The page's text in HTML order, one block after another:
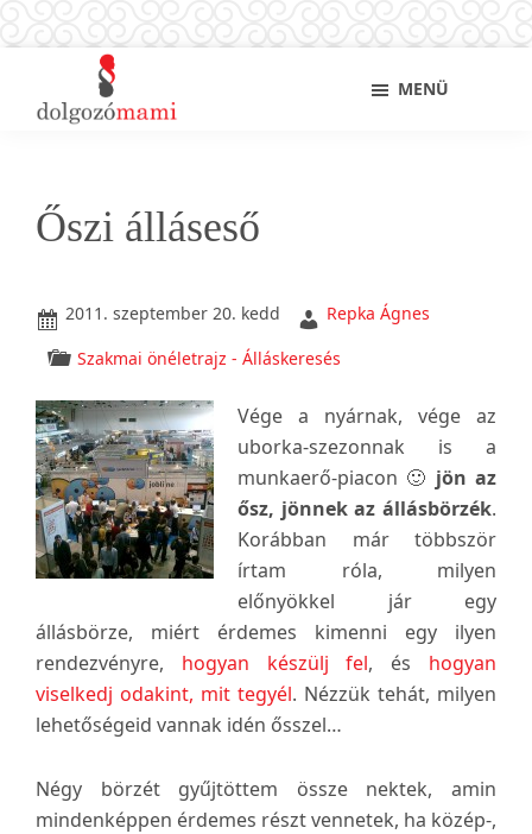
main
elsődleges
lábléchezDolgozó
és
álláskeresési
anyukáknak
MENÜ
Őszi álláseső
2011. szeptember 20. kedd Repka Ágnes
Szakmai önéletrajz - Álláskeresés
Vége a nyárnak, vége az
uborka-szezonnak is a
munkaerő-piacon 🙂 jön az
ősz, jönnek az állásbörzék.
Korábban már többször
írtam róla, milyen
előnyökkel jár egy
állásbörze, miért érdemes kimenni egy ilyen
rendezvényre, hogyan készülj fel, és hogyan
viselkedj odakint, mit tegyél. Nézzük tehát, milyen
lehetőségeid vannak idén ősszel…
Négy börzét gyűjtöttem össze nektek, amin
mindenképpen érdemes részt vennetek, ha közép-,